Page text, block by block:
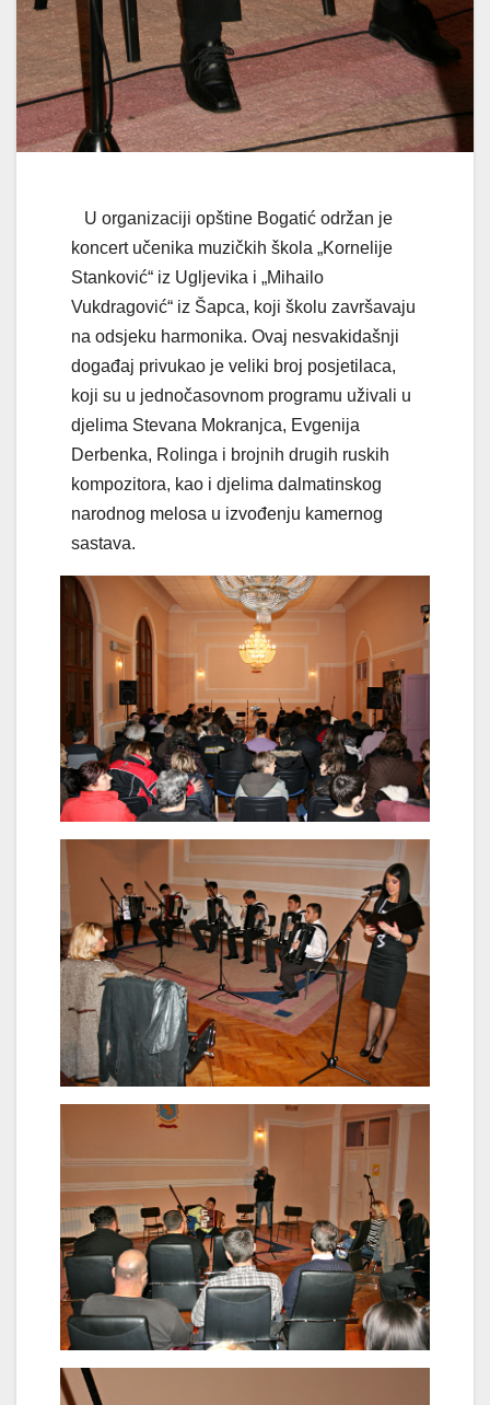
U organizaciji opštine Bogatić održan je
koncert učenika muzičkih škola „Kornelije
Stanković“ iz Ugljevika i „Mihailo
Vukdragović“ iz Šapca, koji školu završavaju
na odsjeku harmonika. Ovaj nesvakidašnji
događaj privukao je veliki broj posjetilaca,
koji su u jednočasovnom programu uživali u
djelima Stevana Mokranjca, Evgenija
Derbenka, Rolinga i brojnih drugih ruskih
kompozitora, kao i djelima dalmatinskog
narodnog melosa u izvođenju kamernog
sastava.